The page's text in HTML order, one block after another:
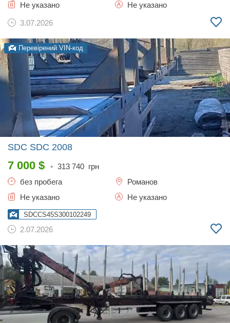
Не указано
Не указано
3.07.2026
Перевірений VIN-код
SDC SDC 2008
7 000 $ • 313 740 грн
без пробега
Романов
Не указано
Не указано
SDCCS45S300102249
2.07.2026